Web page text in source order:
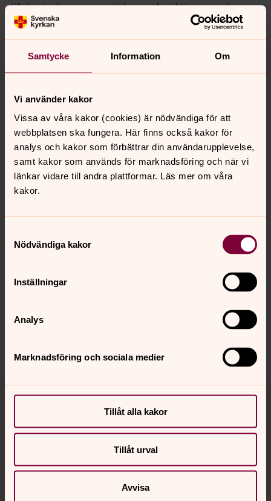
Samtycke Information Om
Vi använder kakor
Vissa av våra kakor (cookies) är nödvändiga för att
webbplatsen ska fungera. Här finns också kakor för
analys och kakor som förbättrar din användarupplevelse,
samt kakor som används för marknadsföring och när vi
länkar vidare till andra plattformar. Läs mer om våra
kakor.
Nödvändiga kakor
Inställningar
Analys
Marknadsföring och sociala medier
Tillåt alla kakor
Tillåt urval
Avvisa
till den tyska senromantiska orgeltraditionen med en
grundtonsmättad och stråkbetonad klang.
Orgeln i Värna kyrka
Då den gamla orgeln i Värna kyrka, vilken var byggd av
och uppvisade stora tecken på allmän förslitning
väcktes tanken på en ny orgel.
Orgeln i Yxnerums kyrka
I Yxnerums kyrka invigdes en digital orgel av samma
fabrikat och modell som den i Värna 1991. Den har blivit
utmärkt såväl till liturgiskt som solistiskt orgelspel. Den
Synpunkter eller frågor på sidans
atvids.forsamling@svenskakyrkan.se
Tillbaka till toppen
Tillbaka till innehållet